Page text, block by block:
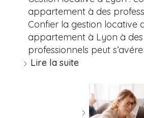
appartement à des
Confier la gestion locative
appartement à Lyon à des
professionnels peut
Lire la suite